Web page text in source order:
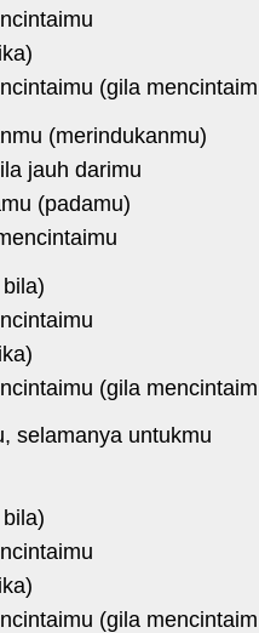
(gila
(merindukanmu)
jauh darimu
(padamu)
(gila
selamanya untukmu
(gila